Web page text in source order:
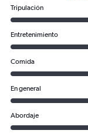
Tripulación
Entretenimiento
Comida
En general
Abordaje